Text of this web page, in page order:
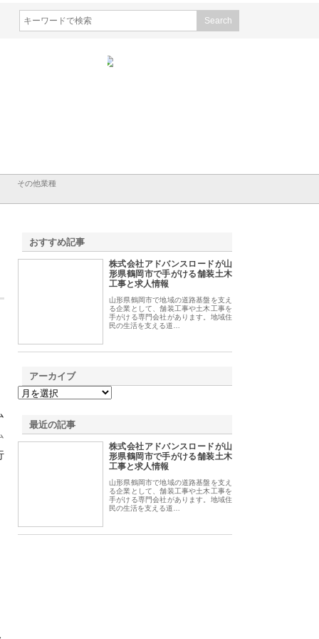
その他業種
おすすめ記事
株式会社アドバンスロードが山
形県鶴岡市で手がける舗装土木
工事と求人情報
山形県鶴岡市で地域の道路基盤を支え
る企業として、舗装工事や土木工事を
手がける専門会社があります。地域住
民の生活を支える道…
アーカイブ
最近の記事
株式会社アドバンスロードが山
形県鶴岡市で手がける舗装土木
工事と求人情報
山形県鶴岡市で地域の道路基盤を支え
る企業として、舗装工事や土木工事を
手がける専門会社があります。地域住
民の生活を支える道…